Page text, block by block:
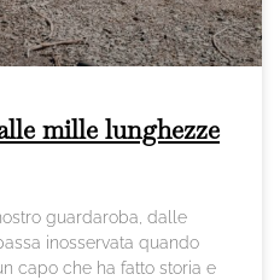
mille lunghezze
guardaroba, dalle
inosservata quando
capo che ha fatto storia e